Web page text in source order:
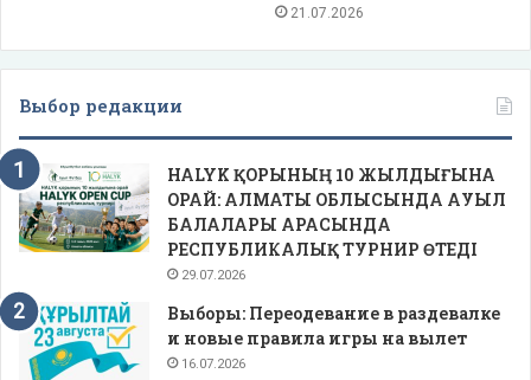
21.07.2026
Выбор редакции
HALYK ҚОРЫНЫҢ 10 ЖЫЛДЫҒЫНА
ОРАЙ: АЛМАТЫ ОБЛЫСЫНДА АУЫЛ
БАЛАЛАРЫ АРАСЫНДА
РЕСПУБЛИКАЛЫҚ ТУРНИР ӨТЕДІ
29.07.2026
Выборы: Переодевание в раздевалке
и новые правила игры на вылет
16.07.2026